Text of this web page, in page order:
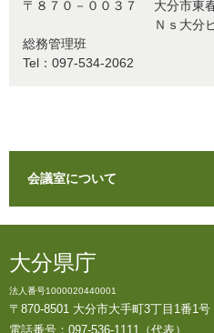
〒８７０－００３７
大分市東
Ｎｓ大分
総務管理班
Tel：097-534-2062
会議室について
大分県庁
法人番号1000020440001
〒870-8501 大分市大手町3丁目1番1号
電話番号：097-536-1111（代表）